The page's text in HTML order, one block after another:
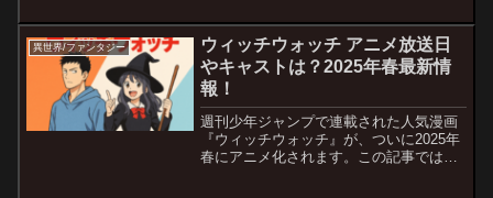
異世界/ファンタジー
ウィッチウォッチ アニメ放送日
やキャストは？2025年春最新情
報！
週刊少年ジャンプで連載された人気漫画
『ウィッチウォッチ』が、ついに2025年
春にアニメ化されます。この記事では、